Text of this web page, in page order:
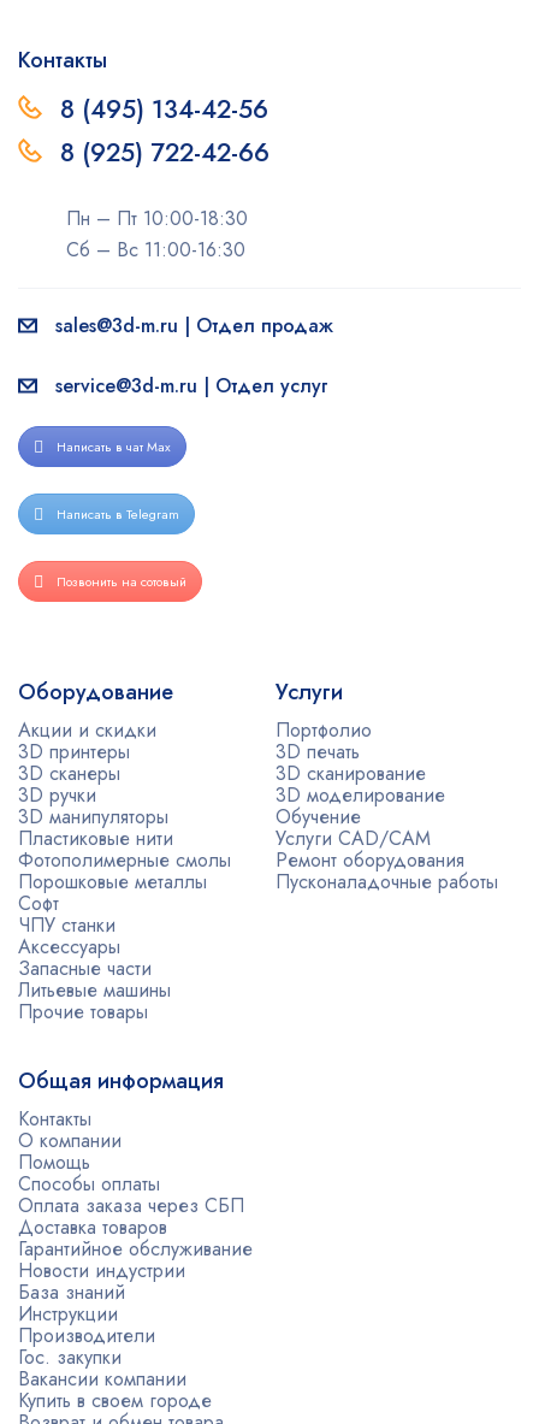
Контакты
8 (495) 134-42-56
8 (925) 722-42-66
Пн – Пт 10:00-18:30
Сб – Вс 11:00-16:30
sales@3d-m.ru | Отдел продаж
service@3d-m.ru | Отдел услуг
Написать в чат Max
Написать в Telegram
Позвонить на сотовый
Оборудование
Акции и скидки
3D принтеры
3D сканеры
3D ручки
3D манипуляторы
Пластиковые нити
Фотополимерные смолы
Порошковые металлы
Софт
ЧПУ станки
Аксессуары
Запасные части
Литьевые машины
Прочие товары
Услуги
Портфолио
3D печать
3D сканирование
3D моделирование
Обучение
Услуги CAD/CAM
Ремонт оборудования
Пусконаладочные работы
Общая информация
Контакты
О компании
Помощь
Способы оплаты
Оплата заказа через СБП
Доставка товаров
Гарантийное обслуживание
Новости индустрии
База знаний
Инструкции
Производители
Гос. закупки
Вакансии компании
Купить в своем городе